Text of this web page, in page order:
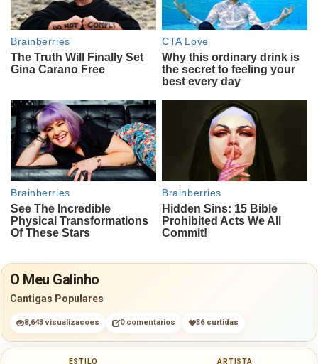
O Meu Galinho
Cantigas Populares
8,643 visualizacoes 0 comentarios 36 curtidas
ESTILO ARTISTA